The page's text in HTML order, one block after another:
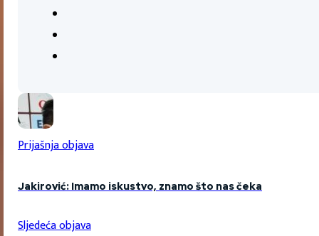
Prijašnja objava
Jakirović: Imamo iskustvo, znamo što nas čeka
Sljedeća objava